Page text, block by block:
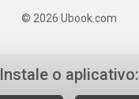
© 2026 Ubook.com
Instale o aplicativo: